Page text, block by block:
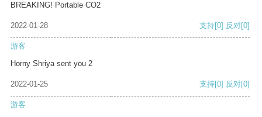
BREAKING! Portable CO2
2022-01-28 支持[0] 反对[0]
游客
Horny Shriya sent you 2
2022-01-25 支持[0] 反对[0]
游客